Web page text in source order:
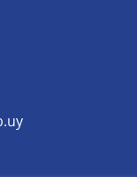
(Abrir en una